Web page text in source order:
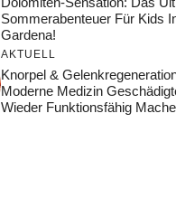
Sommerabenteuer Für Kids
Gardena!
AKTUELL
Knorpel &
Moderne Medizin
Wieder Funktionsfähig